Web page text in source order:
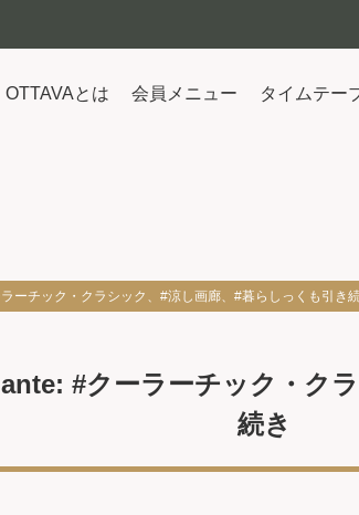
OTTAVAとは 会員メニュー タイムテー
ーチック・クラシック、#涼し画廊、#暮らしっくも引き
#クーラーチック・ク
続き